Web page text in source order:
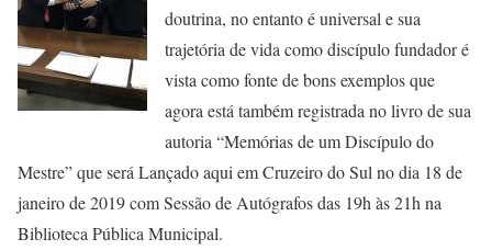
doutrina, no entanto é universal e sua
trajetória de vida como discípulo fundador é
vista como fonte de bons exemplos que
agora está também registrada no livro de sua
autoria “Memórias de um Discípulo do
Mestre” que será Lançado aqui em Cruzeiro do Sul no dia 18 de
janeiro de 2019 com Sessão de Autógrafos das 19h às 21h na
Biblioteca Pública Municipal.